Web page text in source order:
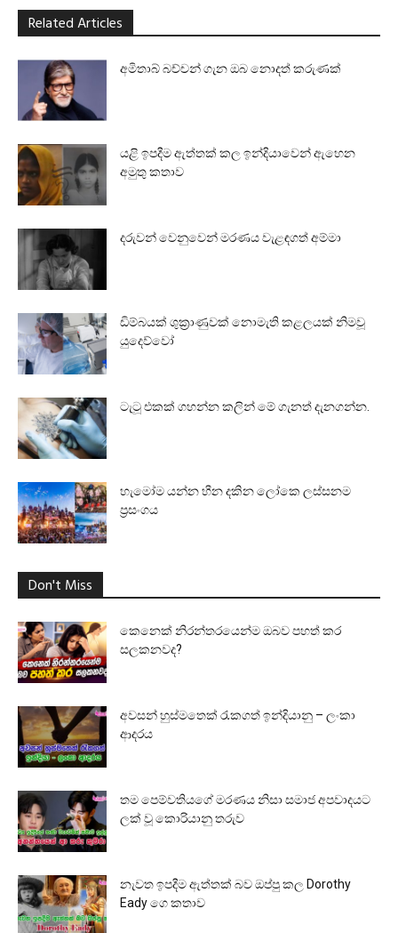
Related Articles
අමිතාබ් බච්චන් ගැන ඔබ නොදත් කරුණක්
යළි ඉපදීම ඇත්තක් කල ඉන්දියාවෙන් ඇහෙන
අමුතු කතාව
දරුවන් වෙනුවෙන් මරණය වැළඳගත් අම්මා
ඩිම්බයක් ශුක්‍රාණුවක් නොමැති කළලයක් නිමවූ
යුදෙව්වෝ
ටැටූ එකක් ගහන්න කලින් මේ ගැනත් දැනගන්න.
හැමෝම යන්න හීන දකින ලෝකෙ ලස්සනම
ප්‍රසංගය
Don't Miss
කෙනෙක් නිරන්තරයෙන්ම ඔබව පහත් කර
සලකනවද?
අවසන් හුස්මතෙක් රැකගත් ඉන්දියානු – ලංකා
ආදරය
තම පෙම්වතියගේ මරණය නිසා සමාජ අපවාදයට
ලක් වූ කොරියානු තරුව
නැවත ඉපදීම ඇත්තක් බව ඔප්පු කල Dorothy
Eady ගෙ කතාව